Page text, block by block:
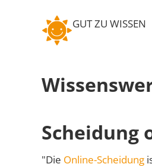
GUT ZU WISSEN
Scheidung
"Die Online-Scheidung